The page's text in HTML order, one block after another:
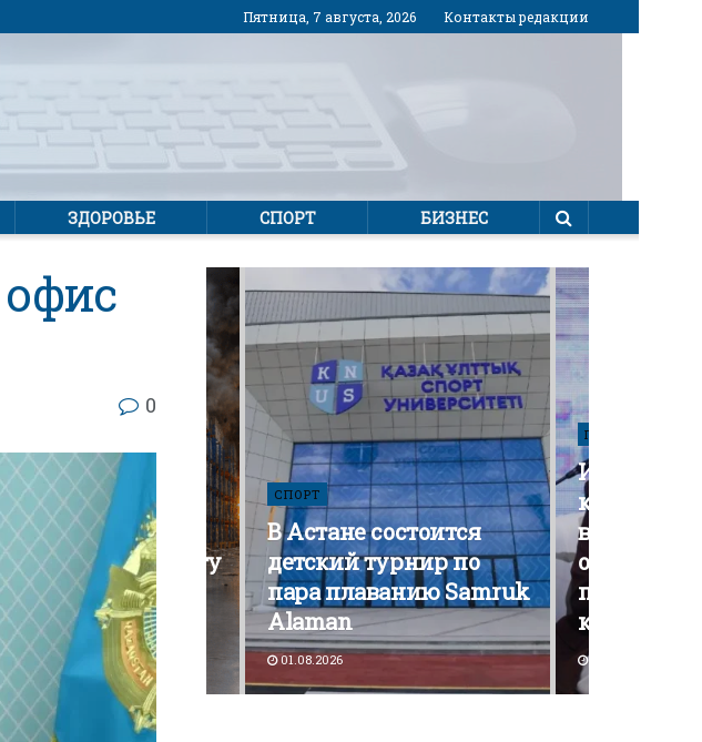
Пятница, 7 августа, 2026 Контакты редакции
ЗДОРОВЬЕ СПОРТ БИЗНЕС
0
начал охоту
в
СПОРТ
В Астане состоится
детский турнир по
пара плаванию Samruk
Alaman
01.08.2026
ПОЛИТИКА
кампания
вышла на
открытой
30.07.2026